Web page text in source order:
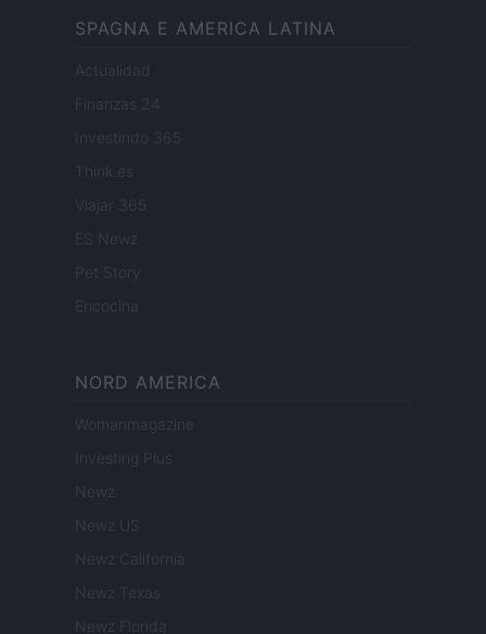
SPAGNA E AMERICA LATINA
Actualidad
Finanzas 24
Investindo 365
Think.es
Viajar 365
ES Newz
Pet Story
Encocina
NORD AMERICA
Womanmagazine
Investing Plus
Newz
Newz US
Newz California
Newz Texas
Newz Florida